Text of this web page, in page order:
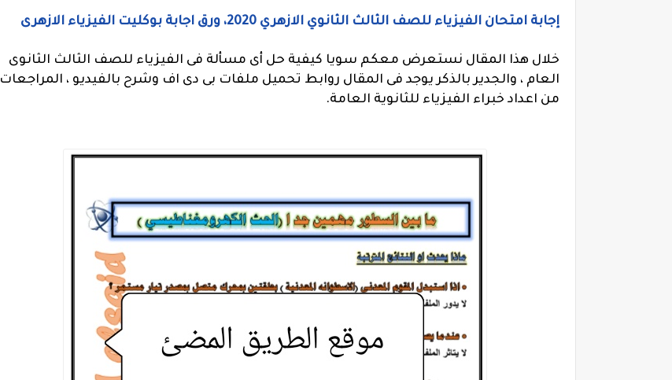
إجابة امتحان الفيزياء للصف الثالث الثانوي الازهري 2020، ورق اجابة بوكليت الفيزياء الازهرى
خلال هذا المقال نستعرض معكم سويا كيفية حل أى مسألة فى الفيزياء للصف الثالث الثانوى
العام ، والجدير بالذكر يوجد فى المقال روابط تحميل ملفات بى دى اف وشرح بالفيديو ، المراجعات
من اعداد خبراء الفيزياء للثانوية العامة.